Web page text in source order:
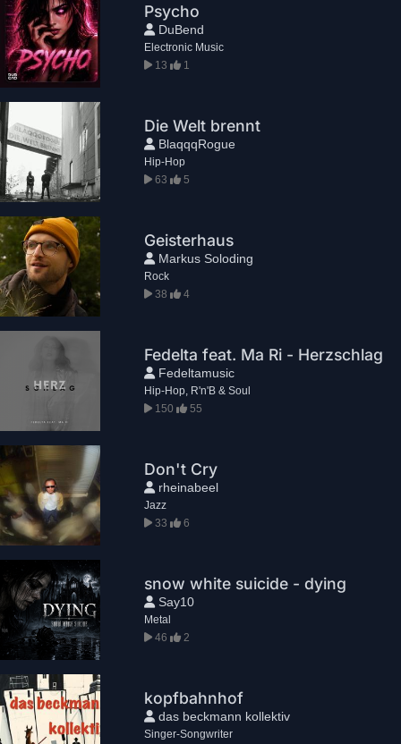
Psycho
DuBend
Electronic Music
13
1
Die Welt brennt
BlaqqqRogue
Hip-Hop
63
5
Geisterhaus
Markus Soloding
Rock
38
4
Fedelta feat. Ma Ri - Herzschlag
Fedeltamusic
Hip-Hop, R'n'B & Soul
150
55
Don't Cry
rheinabeel
Jazz
33
6
snow white suicide - dying
Say10
Metal
46
2
kopfbahnhof
das beckmann kollektiv
Singer-Songwriter